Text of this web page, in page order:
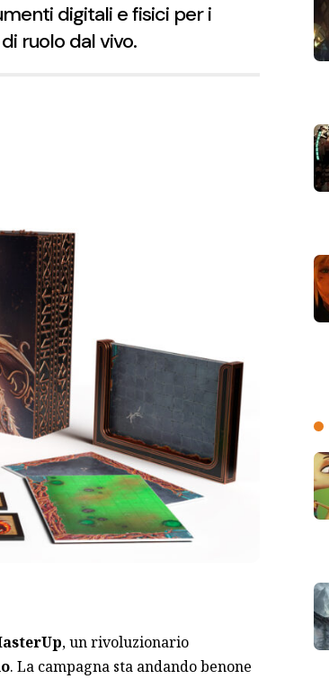
digitali e fisici per i
ruolo dal vivo.
, un rivoluzionario
. La campagna sta andando benone